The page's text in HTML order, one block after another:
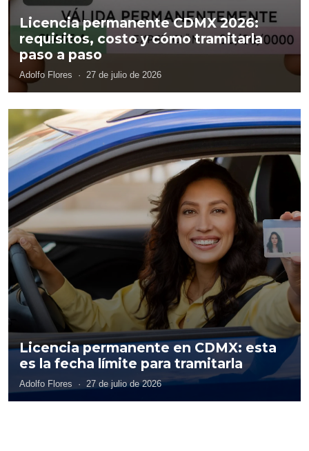
Licencia permanente CDMX 2026:
requisitos, costo y cómo tramitarla
paso a paso
Adolfo Flores · 27 de julio de 2026
Licencia permanente en CDMX: esta
es la fecha límite para tramitarla
Adolfo Flores · 27 de julio de 2026